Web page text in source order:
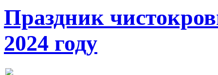
Праздник
2024 году